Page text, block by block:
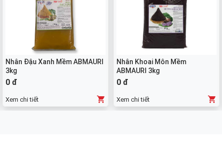
Nhân Đậu Xanh Mềm ABMAURI
3kg
0 đ
Xem chi tiết
Nhân Khoai Môn Mềm
ABMAURI 3kg
0 đ
Xem chi tiết